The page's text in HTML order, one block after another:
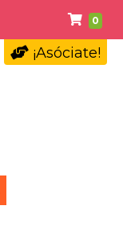
0
¡Asóciate!